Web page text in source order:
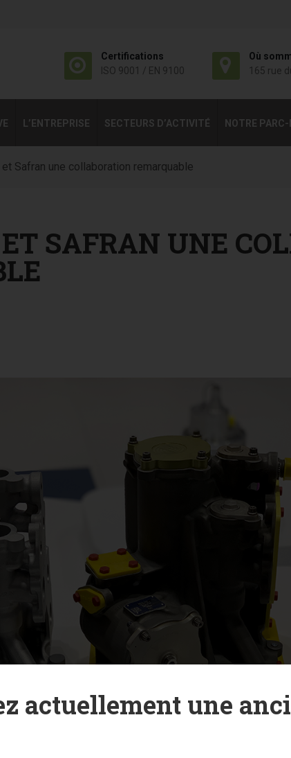
Certifications
ISO 9001 / EN 9100
Où
165 rue
L’ENTREPRISE SECTEURS D’ACTIVITÉ NOTRE
Safran une collaboration remarquable
SAFRAN UNE
actuellement une